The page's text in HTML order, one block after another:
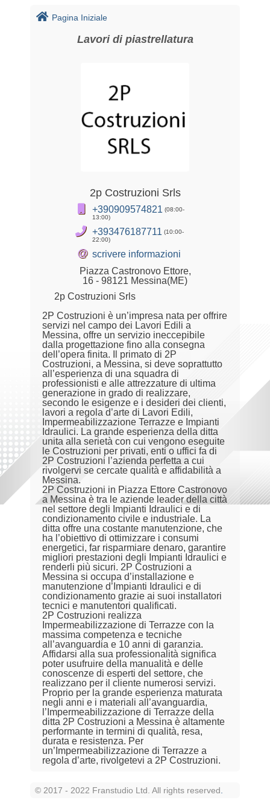
Pagina Iniziale
Lavori di piastrellatura
2p Costruzioni Srls
+390909574821 (08:00-
13:00)
+393476187711 (10:00-
22:00)
@ scrivere informazioni
Piazza Castronovo Ettore,
16 - 98121 Messina(ME)
2p Costruzioni Srls
2P Costruzioni è un’impresa nata per offrire
servizi nel campo dei Lavori Edili a
Messina, offre un servizio ineccepibile
dalla progettazione fino alla consegna
dell’opera finita. Il primato di 2P
Costruzioni, a Messina, si deve soprattutto
all’esperienza di una squadra di
professionisti e alle attrezzature di ultima
generazione in grado di realizzare,
secondo le esigenze e i desideri dei clienti,
lavori a regola d’arte di Lavori Edili,
Impermeabilizzazione Terrazze e Impianti
Idraulici. La grande esperienza della ditta
unita alla serietà con cui vengono eseguite
le Costruzioni per privati, enti o uffici fa di
2P Costruzioni l’azienda perfetta a cui
rivolgervi se cercate qualità e affidabilità a
Messina.
2P Costruzioni in Piazza Ettore Castronovo
a Messina è tra le aziende leader della città
nel settore degli Impianti Idraulici e di
condizionamento civile e industriale. La
ditta offre una costante manutenzione, che
ha l’obiettivo di ottimizzare i consumi
energetici, far risparmiare denaro, garantire
migliori prestazioni degli Impianti Idraulici e
renderli più sicuri. 2P Costruzioni a
Messina si occupa d’installazione e
manutenzione d’Impianti Idraulici e di
condizionamento grazie ai suoi installatori
tecnici e manutentori qualificati.
2P Costruzioni realizza
Impermeabilizzazione di Terrazze con la
massima competenza e tecniche
all’avanguardia e 10 anni di garanzia.
Affidarsi alla sua professionalità significa
poter usufruire della manualità e delle
conoscenze di esperti del settore, che
realizzano per il cliente numerosi servizi.
Proprio per la grande esperienza maturata
negli anni e i materiali all’avanguardia,
l’Impermeabilizzazione di Terrazze della
ditta 2P Costruzioni a Messina è altamente
performante in termini di qualità, resa,
durata e resistenza. Per
un’Impermeabilizzazione di Terrazze a
regola d’arte, rivolgetevi a 2P Costruzioni.
© 2017 - 2022 Franstudio Ltd. All rights reserved